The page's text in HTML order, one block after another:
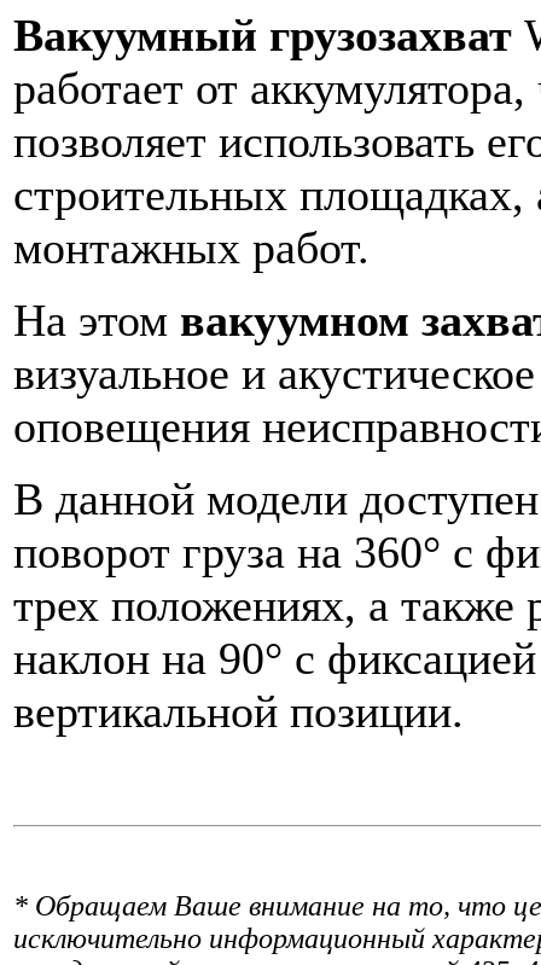
Вакуумный грузозахват
работает от аккумулятора,
позволяет использовать
строительных площадках,
монтажных работ.
На этом вакуумном
визуальное и
оповещения
В данной модели
поворот груза на 360° с
трех положениях, а также
наклон на 90° с
вертикальной позиции.
* Обращаем Ваше внимание на то, что
исключительно информационный